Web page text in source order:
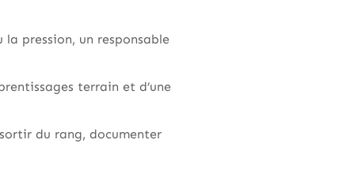
la pression, un responsable
terrain et d’une
du rang, documenter